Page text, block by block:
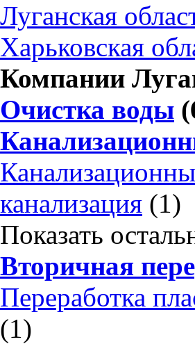
Луганская
Харьковская
Компании
Очистка воды
канализация (1)
Показать
Вторичная
Переработка
(1)